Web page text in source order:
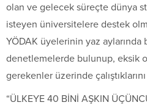
olan ve gelecek süreçte dünya
isteyen üniversitelere destek
YÖDAK üyelerinin yaz aylarında
denetlemelerde bulunup, eksik
gerekenler üzerinde çalıştıklarını
“ÜLKEYE 40 BİNİ AŞKIN